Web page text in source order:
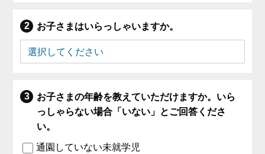
お子さまはいらっしゃいますか。
お子さまの年齢を教えていただけますか。いら
っしゃらない場合「いない」とご回答くださ
い。
通園していない未就学児